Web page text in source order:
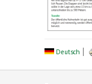
Deutsch